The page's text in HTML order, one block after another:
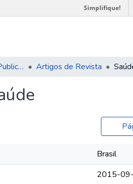
Simplifique!
Navegar por Tipo de Publicação Artigos de Revista
Brasil
2015-